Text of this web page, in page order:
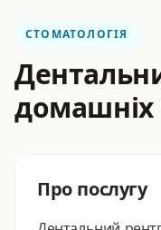
СТОМАТОЛОГІЯ
домашніх
Про послугу